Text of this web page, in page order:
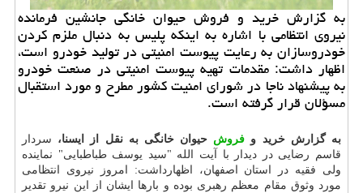
به گزارش خرید و فروش حیوان خانگی جانشین فرمانده
نیروی انتظامی با اشاره به اینكه پلیس به دنبال ملزم كردن
خودروسازان به رعایت پیوست امنیتی در تولید خودرو است،
اظهار داشت: مقدمات تهیه پیوست امنیتی در صنعت خودرو
به پیشنهاد ناجا در شورای امنیت كشور مطرح و مورد استقبال
مسؤلان قرار گرفته است.
به گزارش خرید و فروش حیوان خانگی به نقل از ایسنا، سردار
قاسم رضایی در دیدار با آیت الله "سید یوسف طباطبایی" نماینده
ولی فقیه در استان اصفهان، اظهارداشت: امروز نیروی انتظامی
مورد وثوق مقام معظم رهبری بوده و بارها ایشان از این نیرو تقدیر